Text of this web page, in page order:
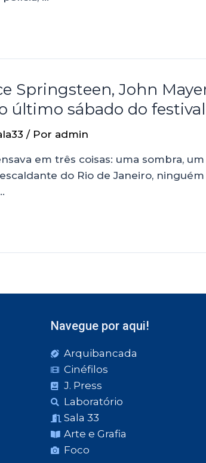
Springsteen, John
último sábado do festival
/ Por admin
em três coisas: uma sombra,
do Rio de Janeiro,
Navegue por aqui!
Arquibancada
Cinéfilos
J. Press
Laboratório
Sala 33
Arte e Grafia
Foco